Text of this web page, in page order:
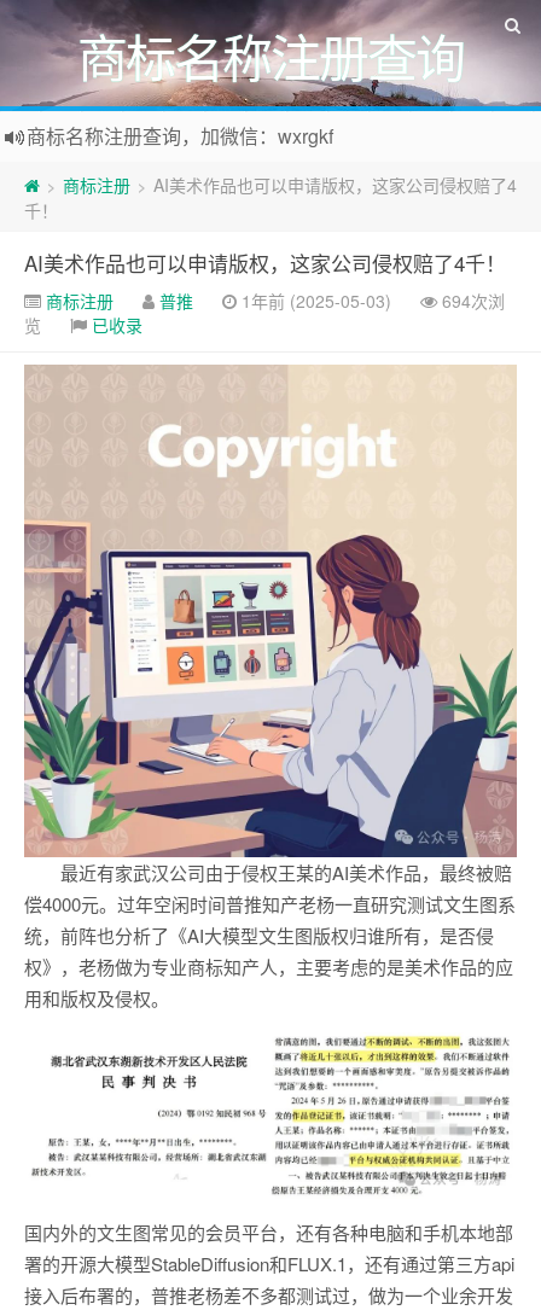
商标名称注册查询
商标名称注册查询，加微信：wxrgkf
商标注册和购买，加微信：wxrgkf
> 商标注册 > AI美术作品也可以申请版权，这家公司侵权赔了4
千！
AI美术作品也可以申请版权，这家公司侵权赔了4千！
商标注册 普推 1年前 (2025-05-03)
694次浏
览
已收录
最近有家武汉公司由于侵权王某的AI美术作品，最终被赔
偿4000元。过年空闲时间普推知产老杨一直研究测试文生图系
统，前阵也分析了《AI大模型文生图版权归谁所有，是否侵
权》，老杨做为专业商标知产人，主要考虑的是美术作品的应
用和版权及侵权。
国内外的文生图常见的会员平台，还有各种电脑和手机本地部
署的开源大模型StableDiffusion和FLUX.1，还有通过第三方api
接入后布署的，普推老杨差不多都测试过，做为一个业余开发